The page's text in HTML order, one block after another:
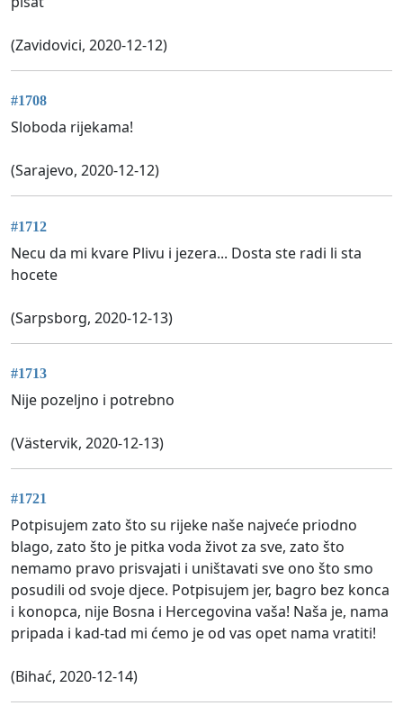
(Zavidovici, 2020-12-12)
#1708
Sloboda rijekama!
(Sarajevo, 2020-12-12)
#1712
Necu da mi kvare Plivu i jezera... Dosta ste radi li sta
hocete
(Sarpsborg, 2020-12-13)
#1713
Nije pozeljno i potrebno
(Västervik, 2020-12-13)
#1721
Potpisujem zato što su rijeke naše najveće priodno
blago, zato što je pitka voda život za sve, zato što
nemamo pravo prisvajati i uništavati sve ono što smo
posudili od svoje djece. Potpisujem jer, bagro bez konca
i konopca, nije Bosna i Hercegovina vaša! Naša je, nama
pripada i kad-tad mi ćemo je od vas opet nama vratiti!
(Bihać, 2020-12-14)